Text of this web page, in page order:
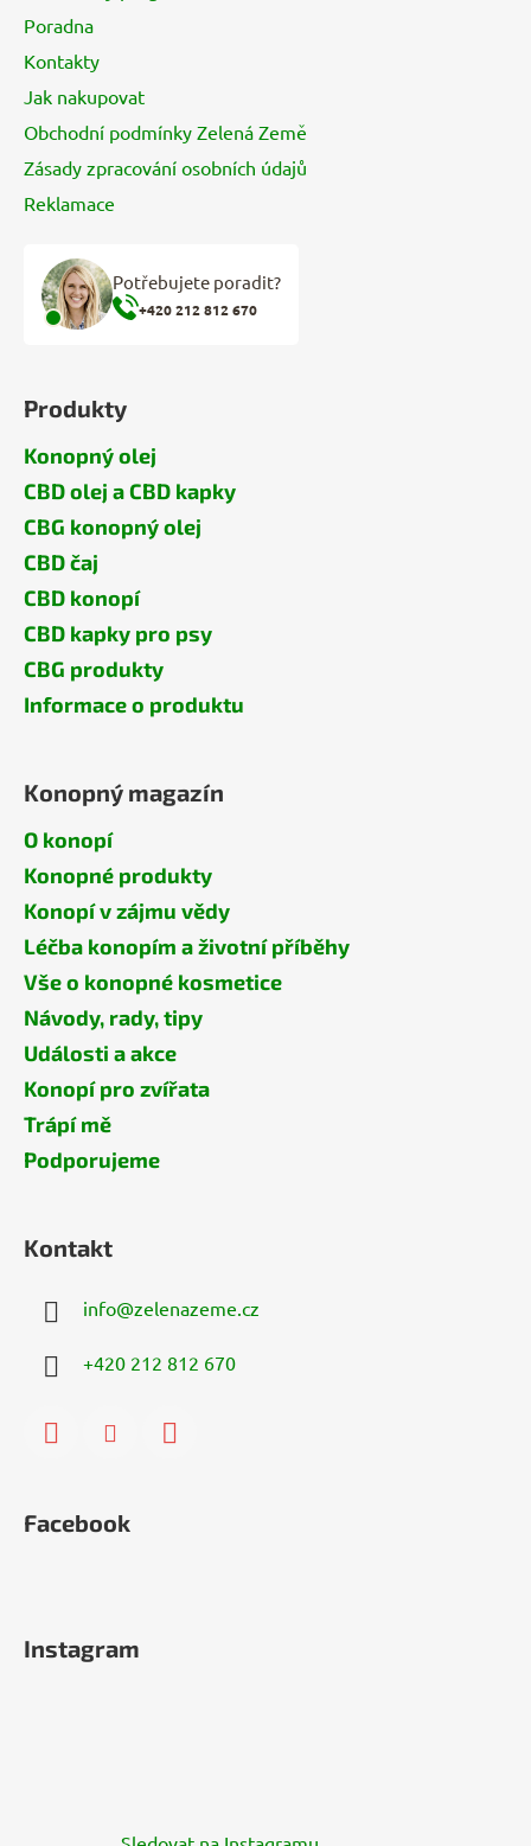
Poradna
Kontakty
Jak nakupovat
Obchodní podmínky Zelená Země
Zásady zpracování osobních údajů
Reklamace
Potřebujete poradit?
+420 212 812 670
Produkty
Konopný olej
CBD olej a CBD kapky
CBG konopný olej
CBD čaj
CBD konopí
CBD kapky pro psy
CBG produkty
Informace o produktu
Konopný magazín
O konopí
Konopné produkty
Konopí v zájmu vědy
Léčba konopím a životní příběhy
Vše o konopné kosmetice
Návody, rady, tipy
Události a akce
Konopí pro zvířata
Trápí mě
Podporujeme
Kontakt
info@zelenazeme.cz
+420 212 812 670
Facebook
Instagram